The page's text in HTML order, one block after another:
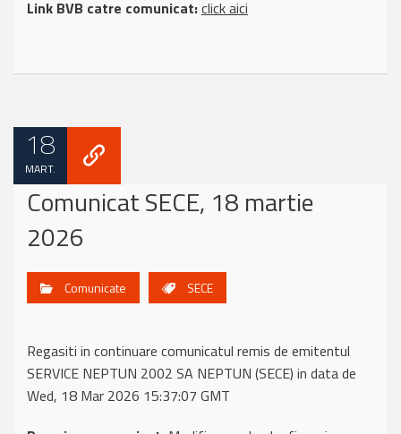
Link BVB catre comunicat:click aici
18
MART.
Comunicat SECE, 18 martie
2026
Comunicate SECE
Regasiti in continuare comunicatul remis de emitentul
SERVICE NEPTUN 2002 SA NEPTUN (SECE) in data de
Wed, 18 Mar 2026 15:37:07 GMT